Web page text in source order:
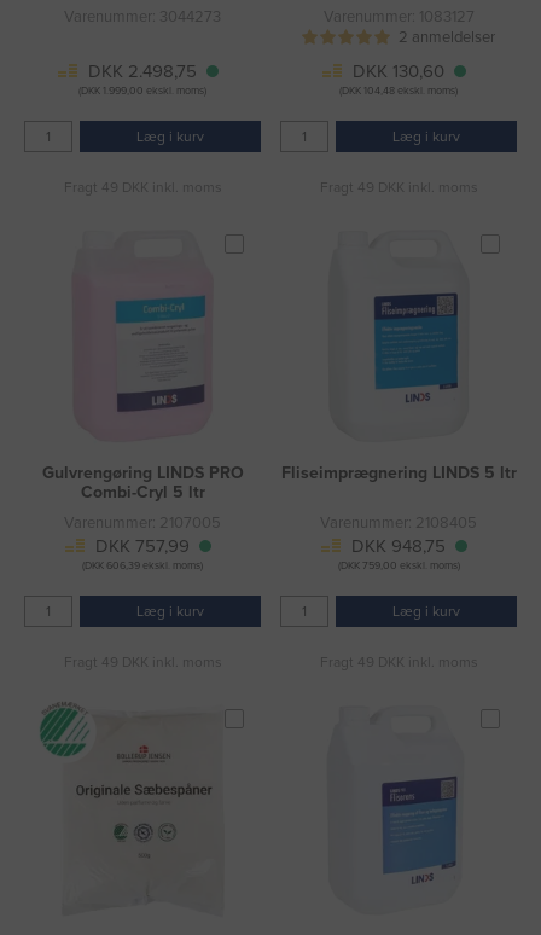
Varenummer: 3044273
DKK 2.498,75
(DKK 1.999,00 ekskl. moms)
Læg i kurv
Fragt 49 DKK inkl. moms
Varenummer: 1083127
2 anmeldelser
DKK 130,60
(DKK 104,48 ekskl. moms)
Læg i kurv
Fragt 49 DKK inkl. moms
Gulvrengøring LINDS PRO
Combi-Cryl 5 ltr
Varenummer: 2107005
DKK 757,99
(DKK 606,39 ekskl. moms)
Læg i kurv
Fragt 49 DKK inkl. moms
Fliseimprægnering LINDS 5 ltr
Varenummer: 2108405
DKK 948,75
(DKK 759,00 ekskl. moms)
Læg i kurv
Fragt 49 DKK inkl. moms